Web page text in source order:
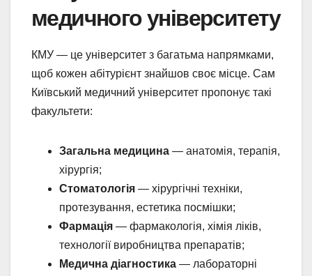
медичного університету
КМУ — це університет з багатьма напрямками,
щоб кожен абітурієнт знайшов своє місце. Сам
Київський медичний університет пропонує такі
факультети:
Загальна медицина — анатомія, терапія,
хірургія;
Стоматологія — хірургічні техніки,
протезування, естетика посмішки;
Фармація — фармакологія, хімія ліків,
технології виробництва препаратів;
Медична діагностика — лабораторні